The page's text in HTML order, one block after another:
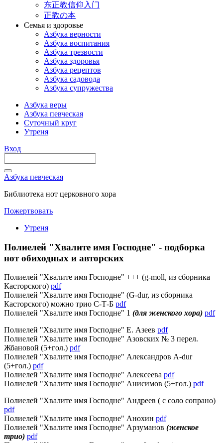
东正教信仰入门
正教の本
Семья и здоровье
Азбука верности
Азбука воспитания
Азбука трезвости
Азбука здоровья
Азбука рецептов
Азбука садовода
Азбука супружества
Азбука веры
Азбука певческая
Суточный круг
Утреня
Вход
Азбука певческая
Библиотека нот церковного хора
Пожертвовать
Утреня
Полиелей "Хвалите имя Господне" - подборка
нот обиходных и авторских
Полиелей "Хвалите имя Господне" +++ (g-moll, из сборника
Касторского) pdf
Полиелей "Хвалите имя Господне" (G-dur, из сборника
Касторского) можно трио С-Т-Б pdf
Полиелей "Хвалите имя Господне" 1 (для женского хора) pdf
Полиелей "Хвалите имя Господне" Е. Азеев pdf
Полиелей "Хвалите имя Господне" Азовских № 3 перел.
Жбановой (5+гол.) pdf
Полиелей "Хвалите имя Господне" Александров A-dur
(5+гол.) pdf
Полиелей "Хвалите имя Господне" Алексеева pdf
Полиелей "Хвалите имя Господне" Анисимов (5+гол.) pdf
Полиелей "Хвалите имя Господне" Андреев ( с соло сопрано)
pdf
Полиелей "Хвалите имя Господне" Анохин pdf
Полиелей "Хвалите имя Господне" Арзуманов (женское
трио) pdf